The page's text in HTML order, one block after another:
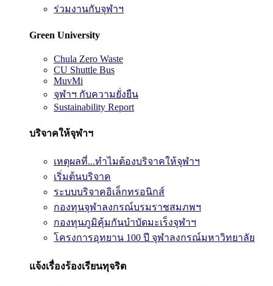
ร่วมงานกับจุฬาฯ
Green University
Chula Zero Waste
CU Shuttle Bus
MuvMi
จุฬาฯ กับความยั่งยืน
Sustainability Report
บริจาคให้จุฬาฯ
เหตุผลที่...ทำไมต้องบริจาคให้จุฬาฯ
เริ่มต้นบริจาค
ระบบบริจาคอิเล็กทรอนิกส์
กองทุนจุฬาลงกรณ์บรมราชสมภพฯ
กองทุนภูมิคุ้มกันบำบัดมะเร็งจุฬาฯ
โครงการอุทยาน 100 ปี จุฬาลงกรณ์มหาวิทยาลัย
แจ้งเรื่องร้องเรียนทุจริต